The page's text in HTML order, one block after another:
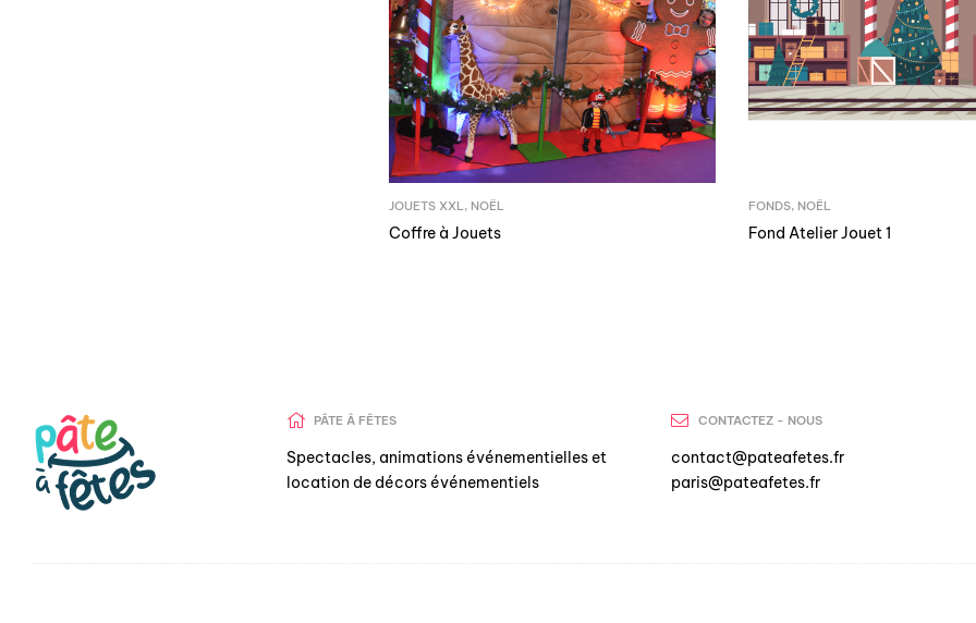
JOUETS XXL, NOËL
Coffre à Jouets
FONDS, NOËL
Fond Atelier Jouet 1
PÂTE Â FÊTES
Spectacles, animations événementielles et
location de décors événementiels
CONTACTEZ - NOUS
contact@pateafetes.fr
paris@pateafetes.fr